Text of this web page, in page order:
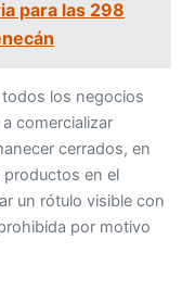
para las 298
los negocios
comercializar
cerrados, en
en el
un rótulo visible con
por motivo